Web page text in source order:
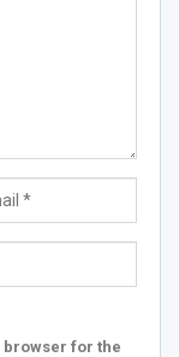
browser for the